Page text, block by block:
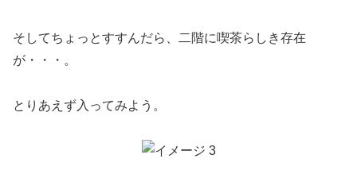
そしてちょっとすすんだら、二階に喫茶らしき存在
が・・・。
とりあえず入ってみよう。